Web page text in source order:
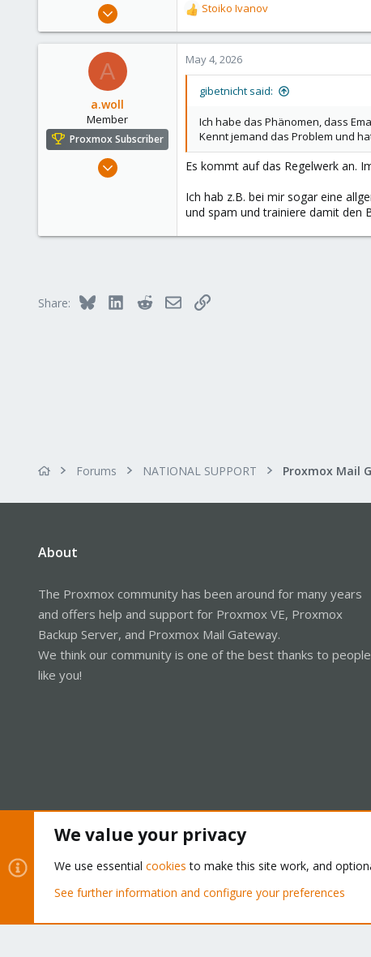
7
R
e
a
c
t
Stoiko Ivanov
A
a.woll
Member
Proxmox Subscriber
Oct 6, 2025
May 4, 2026
gibetnicht said:
Ich habe das Phänomen, dass
Kennt jemand das Problem und
Es kommt auf das Regelwerk an.
Ich hab z.B. bei mir sogar eine
und spam und trainiere damit den
Share: Bluesky LinkedInRedditEmailLink
Forums NATIONAL SUPPORT
About
The Proxmox community has been around for many years
and offers help and support for Proxmox VE, Proxmox
Backup Server, and Proxmox Mail Gateway.
We think our community is one of the best thanks to people
like you!
Community platform by XenForo® © 2010-2026 XenForo Ltd.
We value your privacy
We use essential cookies to make this site work, and
See further information and configure your preferences